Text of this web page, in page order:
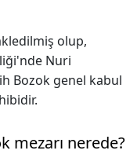
olup,
Nuri
Bozok genel kabul
mezarı nerede?